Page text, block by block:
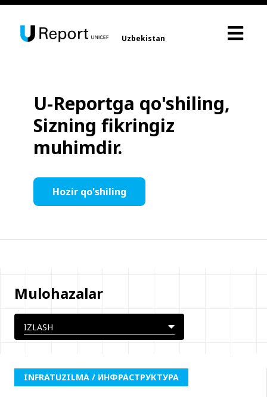
Uzbekistan
U-Reportga qo'shiling,
Sizning fikringiz
muhimdir.
Hozir qo'shiling
Mulohazalar
INFRATUZILMA / ИНФРАСТРУКТУРА